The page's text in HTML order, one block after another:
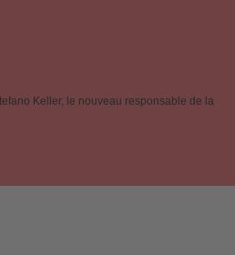
Keller, le nouveau responsable de la